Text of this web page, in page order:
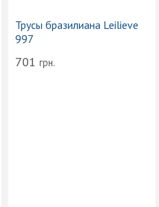
Трусы бразилиана Leilieve
997
701 грн.